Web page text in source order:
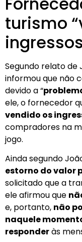
turismo
Segundo relato de
informou que não
devido a “
ele, o fornecedor
vendido os
compradores na
jogo.
Ainda segundo
estorno do valor
solicitado que a
ele afirmou que
e, portanto, não
naquele
responderàs